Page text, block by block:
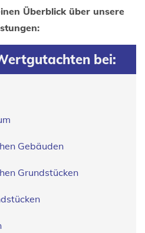
Überblick über unsere
bei:
Gebäuden
Grundstücken